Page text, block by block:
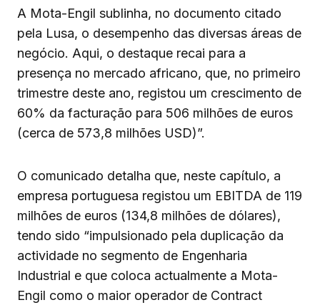
A Mota-Engil sublinha, no documento citado
pela Lusa, o desempenho das diversas áreas de
negócio. Aqui, o destaque recai para a
presença no mercado africano, que, no primeiro
trimestre deste ano, registou um crescimento de
60% da facturação para 506 milhões de euros
(cerca de 573,8 milhões USD)”.
O comunicado detalha que, neste capítulo, a
empresa portuguesa registou um EBITDA de 119
milhões de euros (134,8 milhões de dólares),
tendo sido “impulsionado pela duplicação da
actividade no segmento de Engenharia
Industrial e que coloca actualmente a Mota-
Engil como o maior operador de Contract